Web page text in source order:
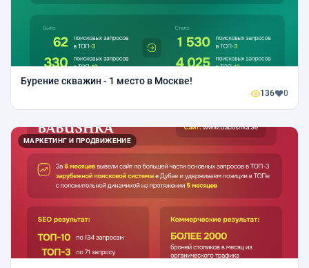
Бурение скважин - 1 место в Москве!
136 0
МАРКЕТИНГ И ПРОДВИЖЕНИЕ